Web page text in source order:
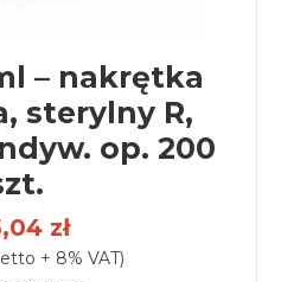
– nakrętka
sterylny R,
op. 200
zł
+ 8% VAT)